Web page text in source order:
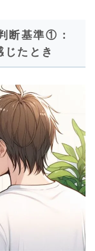
断基準① :
たとき